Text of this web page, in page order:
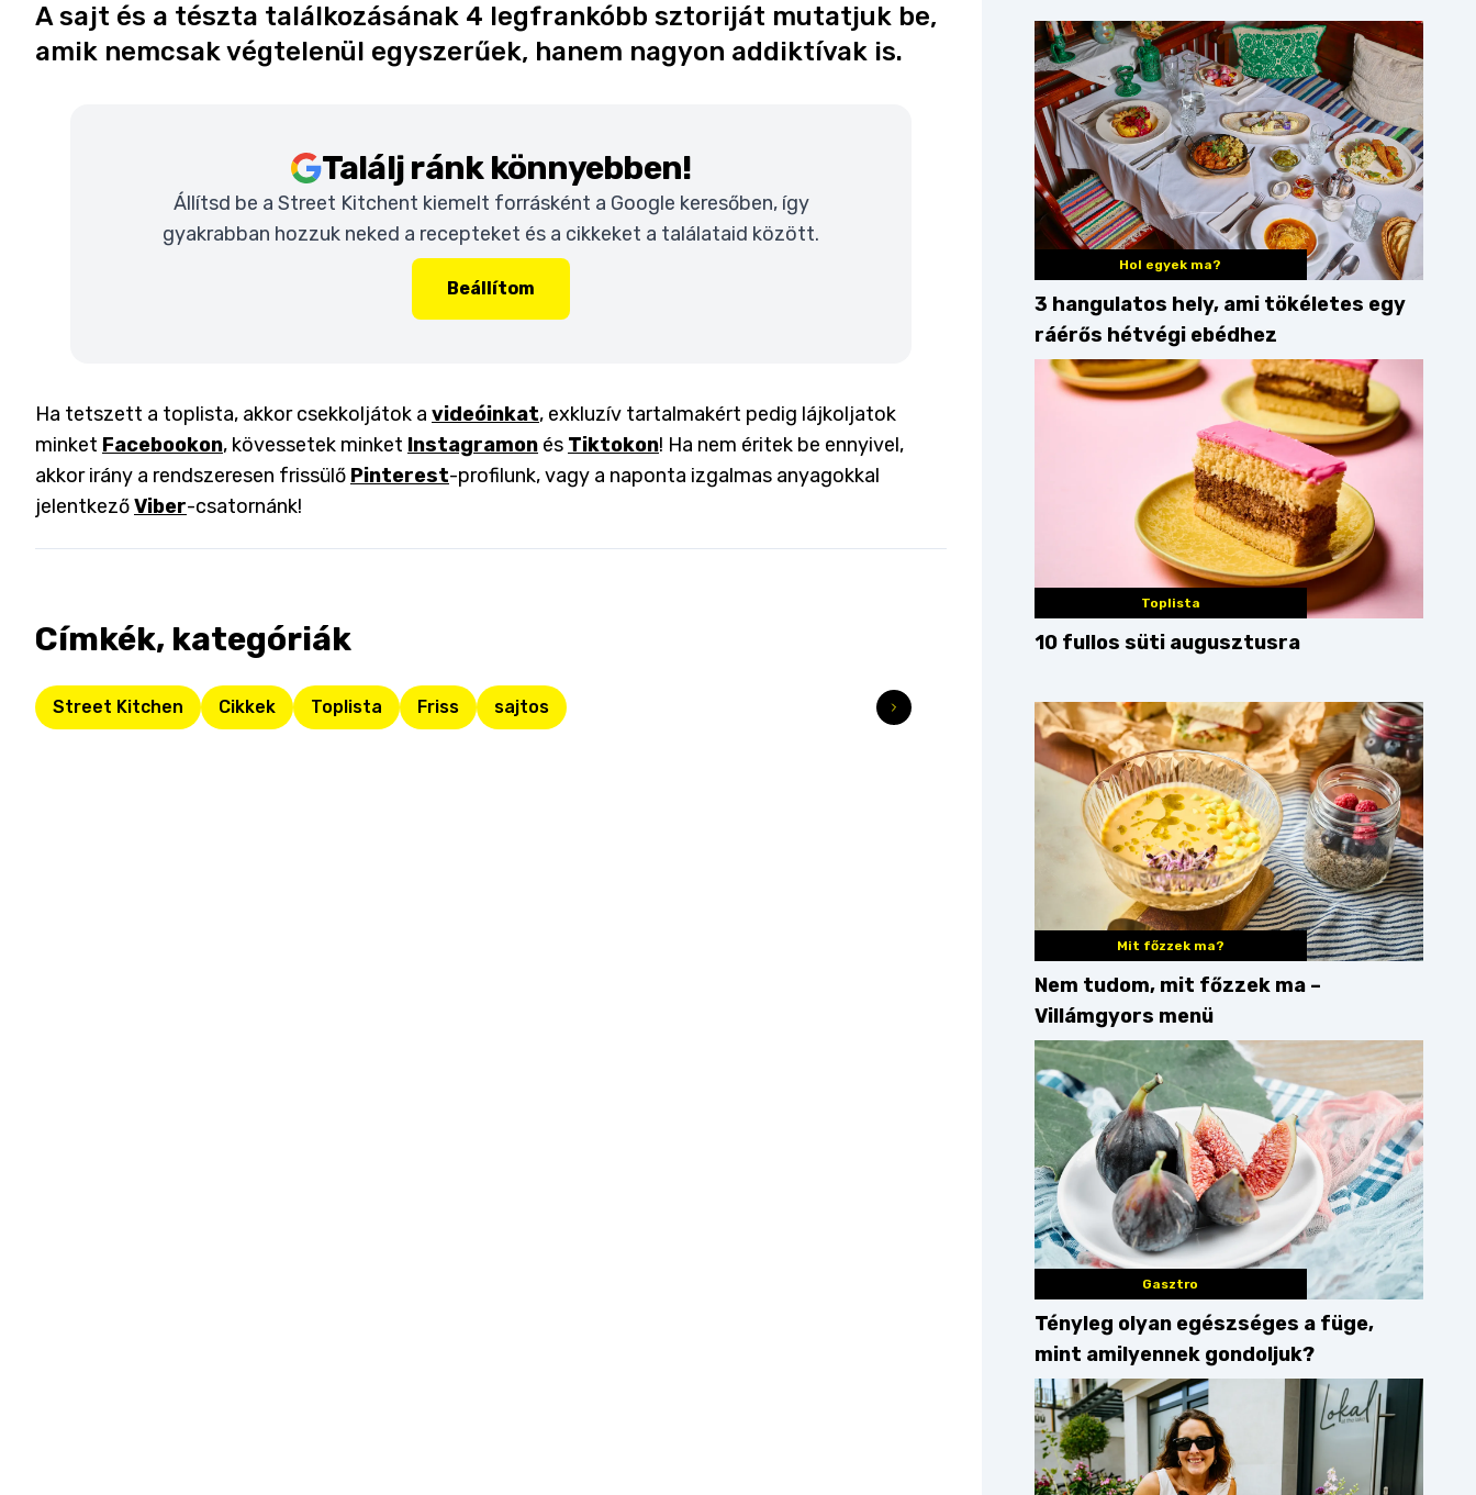
A sajt és a tészta találkozásának 4 legfrankóbb sztoriját mutatjuk be,
amik nemcsak végtelenül egyszerűek, hanem nagyon addiktívak is.
Találj ránk könnyebben!
Állítsd be a Street Kitchent kiemelt forrásként a Google keresőben, így
gyakrabban hozzuk neked a recepteket és a cikkeket a találataid között.
Beállítom
Ha tetszett a toplista, akkor csekkoljátok a videóinkat, exkluzív tartalmakért pedig lájkoljatok
minket Facebookon, kövessetek minket Instagramon és Tiktokon! Ha nem éritek be ennyivel,
akkor irány a rendszeresen frissülő Pinterest-profilunk, vagy a naponta izgalmas anyagokkal
jelentkezőViber-csatornánk!
Címkék, kategóriák
Street Kitchen Cikkek Toplista Friss sajtos
Hol egyek ma?
3 hangulatos hely, ami tökéletes egy
ráérős hétvégi ebédhez
Toplista
10 fullos süti augusztusra
Mit főzzek ma?
Nem tudom, mit főzzek ma –
Villámgyors menü
Gasztro
Tényleg olyan egészséges a füge,
mint amilyennek gondoljuk?